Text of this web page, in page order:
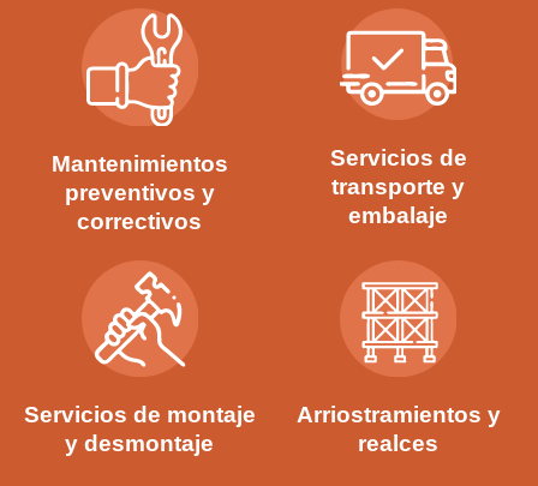
Mantenimientos
preventivos y
correctivos
Servicios de
transporte y
embalaje
Servicios de montaje
y desmontaje
Arriostramientos y
realces